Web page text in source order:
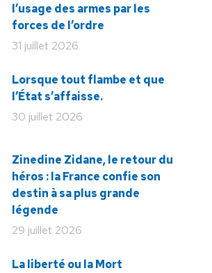
l’usage des armes par les
forces de l’ordre
31 juillet 2026
Lorsque tout flambe et que
l’État s’affaisse.
30 juillet 2026
Zinedine Zidane, le retour du
héros : la France confie son
destin à sa plus grande
légende
29 juillet 2026
La liberté ou la Mort